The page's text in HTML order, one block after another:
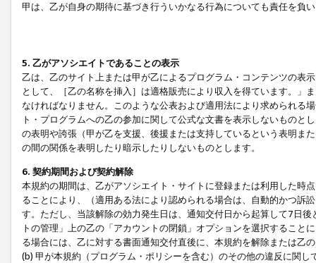
甲は、乙が自身の期待に基づき行ういかなる行為についても責任を負
5. 乙がアソシエイトであることの表示
乙は、乙のサイト上または甲が乙によるプログラム・コンテンツの表
として、［乙の名称を挿入］は適格販売により収入を得ています。」
なければなりません。このような公表および適用法により求められる
ト・プログラムへの乙の参加に関して公式な文書を表示しないもの
の表明や誇張（甲が乙を支援、後援または支持しているという表明ま
の間の関係を表明したり暗示したりしないものとします。
6. 契約期間および契約解除
本規約の期間は、乙がアソシエイト・サイトに登録または利用した時
ることにより、（適用ある法により認められる場合は、自動的かつ訴
す。ただし、当該解除の効力発生日は、通知交付日から起算して7日
トの管理」上の乙の「アカウントの閉鎖」オプションを選択するこ
る場合には、乙に対する書面通知交付直後に、本規約を解除または乙
(b) 甲が本規約（プログラム・ポリシーを含む）のその他の違反に関